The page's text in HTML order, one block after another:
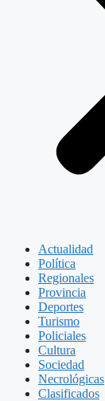
Actualidad
Política
Regionales
Provincia
Deportes
Turismo
Policiales
Cultura
Sociedad
Necrológicas
Clasificados